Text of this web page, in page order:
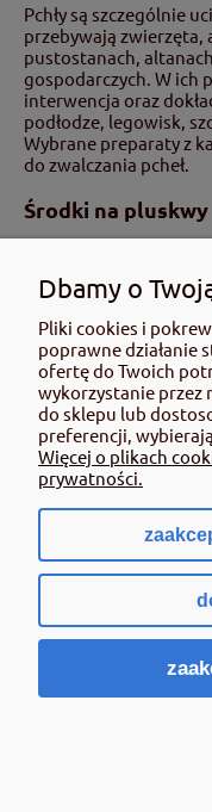
Pchły są szczególnie
przebywają zwierzęta,
pustostanach,
gospodarczych. W ich
interwencja oraz
podłodze, legowisk,
Wybrane preparaty z
do zwalczania pcheł.
Środki na pluskwy
bardzo dokładnej
preparaty
środki o szerokim
pluskwy. Rolmat
na pluskwy i rybiki
również na karaluchy,
produktu wskazano
mikrokapsułek przez
Jak
biegające?
Skuteczność
również od
stosuj preparat
producenta,
koncentruj
Dbamy o
Pliki cookies i
poprawne działanie
ofertę do Twoich
wykorzystanie przez
do sklepu lub
preferencji,
Więcej o plikach
prywatności.